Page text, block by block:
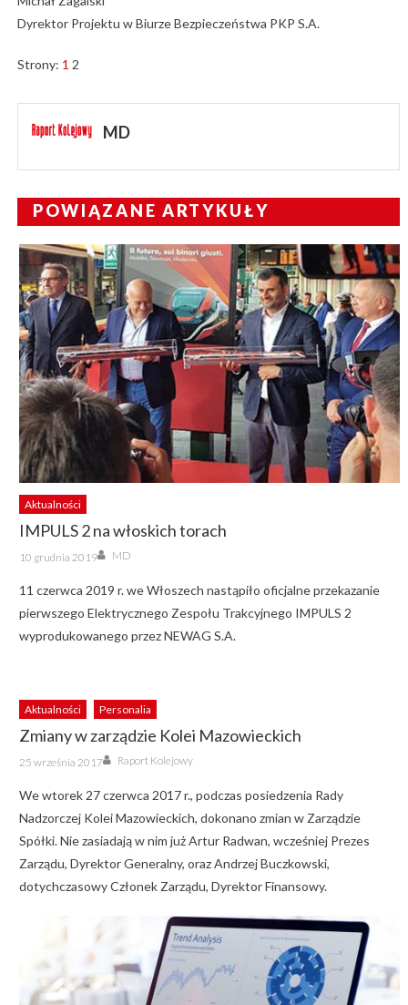
Dyrektor Projektu w Biurze Bezpieczeństwa PKP S.A.
Strony: 1 2
MD
POWIĄZANE ARTYKUŁY
Aktualności
IMPULS 2 na włoskich torach
Posted
on
10 grudnia 2019 Author
MD
11 czerwca 2019 r. we Włoszech nastąpiło oficjalne przekazanie
pierwszego Elektrycznego Zespołu Trakcyjnego IMPULS 2
wyprodukowanego przez NEWAG S.A.
Aktualności Personalia
Zmiany w zarządzie Kolei Mazowieckich
Posted
on
25 września 2017 Author
Raport Kolejowy
We wtorek 27 czerwca 2017 r., podczas posiedzenia Rady
Nadzorczej Kolei Mazowieckich, dokonano zmian w Zarządzie
Spółki. Nie zasiadają w nim już Artur Radwan, wcześniej Prezes
Zarządu, Dyrektor Generalny, oraz Andrzej Buczkowski,
dotychczasowy Członek Zarządu, Dyrektor Finansowy.